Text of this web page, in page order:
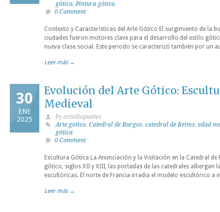
gótica,Pintura gótica
0 Comment
Contexto y Características del Arte Gótico El surgimiento de la
ciudades fueron motores clave para el desarrollo del estilo
nueva clase social. Este periodo se caracterizó también por un
Leer más →
30
ENE
2025
Evolución del Arte Gótico:
Medieval
by estudiapuntes
Arte gotico, Catedral de Burgos, catedral de Reims, edad
gótica
0 Comment
Escultura Gótica La Anunciación y la Visitación en la Catedral
gótico, siglos XII y XIII, las portadas de las catedrales albergan
escultóricas. El norte de Francia irradia el modelo escultórico a
Leer más →